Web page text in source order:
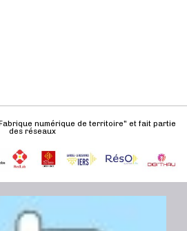
numérique de territoire" et fait partie
des réseaux